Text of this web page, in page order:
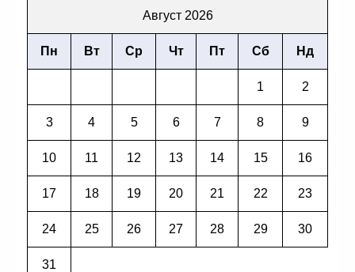
Август 2026
Пн Вт Ср Чт Пт Сб Нд
1 2
3 4 5 6 7 8 9
10 11 12 13 14 15 16
17 18 19 20 21 22 23
24 25 26 27 28 29 30
31